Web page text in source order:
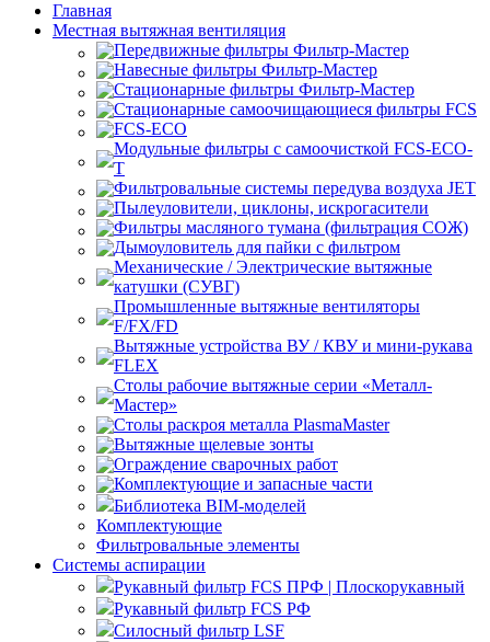
Главная
Местная вытяжная вентиляция
Передвижные
Навесные
Стационарные
Стационарные самоочищающиеся
FCS
FCS-ECO
Модульные
с самоочисткой FCS-ECO-
T
Фильтровальные системы передува воздуха JET
Пылеуловители, циклоны, искрогасители
Фильтры масляного тумана (фильтрация СОЖ)
Дымоуловитель для пайки с фильтром
Механические / Электрические вытяжные
катушки (СУВГ)
Промышленные вытяжные вентиляторы
F/FX/FD
Вытяжные устройства ВУ / КВУ и мини-рукава
FLEX
Столы рабочие вытяжные серии «Металл-
Мастер»
Столы раскроя металла PlasmaMaster
Вытяжные щелевые зонты
Ограждение сварочных работ
Комплектующие и запасные части
Библиотека BIM-моделей
Комплектующие
Фильтровальные элементы
Системы аспирации
Рукавный фильтр FCS ПРФ | Плоскорукавный
Рукавный фильтр FCS РФ
Силосный фильтр LSF